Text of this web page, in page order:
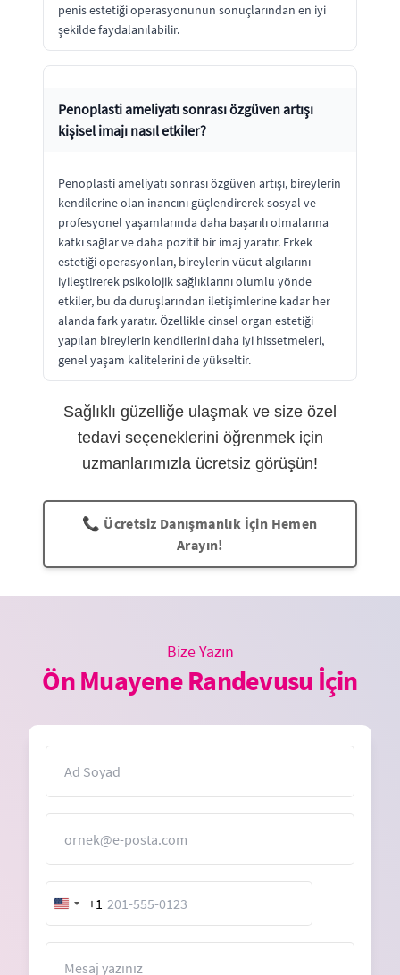
penis estetiği operasyonunun sonuçlarından en iyi
şekilde faydalanılabilir.
Penoplasti ameliyatı sonrası özgüven artışı
kişisel imajı nasıl etkiler?
Penoplasti ameliyatı sonrası özgüven artışı, bireylerin
kendilerine olan inancını güçlendirerek sosyal ve
profesyonel yaşamlarında daha başarılı olmalarına
katkı sağlar ve daha pozitif bir imaj yaratır. Erkek
estetiği operasyonları, bireylerin vücut algılarını
iyileştirerek psikolojik sağlıklarını olumlu yönde
etkiler, bu da duruşlarından iletişimlerine kadar her
alanda fark yaratır. Özellikle cinsel organ estetiği
yapılan bireylerin kendilerini daha iyi hissetmeleri,
genel yaşam kalitelerini de yükseltir.
Sağlıklı güzelliğe ulaşmak ve size özel
tedavi seçeneklerini öğrenmek için
uzmanlarımızla ücretsiz görüşün!
📞 Ücretsiz Danışmanlık İçin Hemen
Arayın!
Bize Yazın
Ön Muayene Randevusu İçin
United
States
+1